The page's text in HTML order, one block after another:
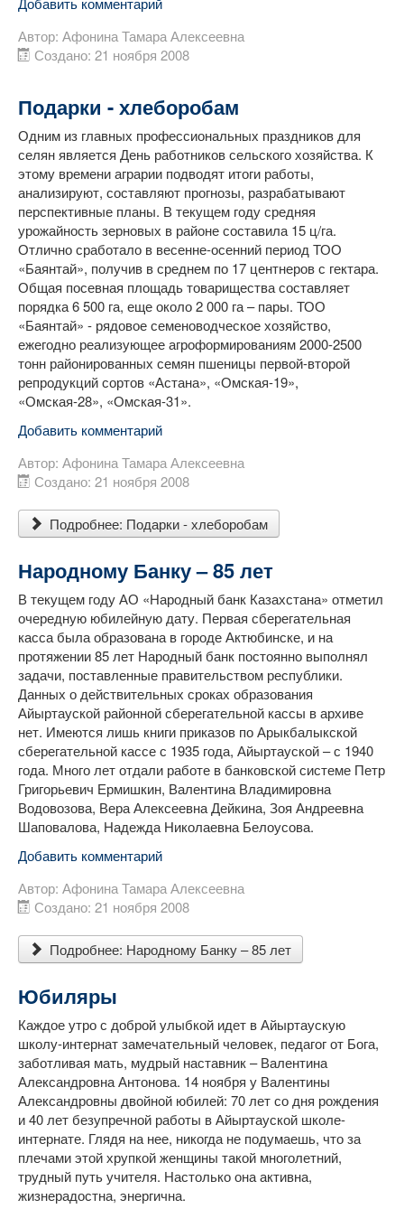
Автор: Афонина Тамара Алексеевна
Создано: 21 ноября 2008
Подарки - хлеборобам
Одним из главных профессиональных праздников для
селян является День работников сельского хозяйства. К
этому времени аграрии подводят итоги работы,
анализируют, составляют прогнозы, разрабатывают
перспективные планы. В текущем году средняя
урожайность зерновых в районе составила 15 ц/га.
Отлично сработало в весенне-осенний период ТОО
«Баянтай», получив в среднем по 17 центнеров с гектара.
Общая посевная площадь товарищества составляет
порядка 6 500 га, еще около 2 000 га – пары. ТОО
«Баянтай» - рядовое семеноводческое хозяйство,
ежегодно реализующее агроформированиям 2000-2500
тонн районированных семян пшеницы первой-второй
репродукций сортов «Астана», «Омская-19»,
«Омская-28», «Омская-31».
Добавить комментарий
Автор: Афонина Тамара Алексеевна
Создано: 21 ноября 2008
Подробнее: Подарки - хлеборобам
Народному Банку – 85 лет
В текущем году АО «Народный банк Казахстана» отметил
очередную юбилейную дату. Первая сберегательная
касса была образована в городе Актюбинске, и на
протяжении 85 лет Народный банк постоянно выполнял
задачи, поставленные правительством республики.
Данных о действительных сроках образования
Айыртауской районной сберегательной кассы в архиве
нет. Имеются лишь книги приказов по Арыкбалыкской
сберегательной кассе с 1935 года, Айыртауской – с 1940
года. Много лет отдали работе в банковской системе Петр
Григорьевич Ермишкин, Валентина Владимировна
Водовозова, Вера Алексеевна Дейкина, Зоя Андреевна
Шаповалова, Надежда Николаевна Белоусова.
Добавить комментарий
Автор: Афонина Тамара Алексеевна
Создано: 21 ноября 2008
Подробнее: Народному Банку – 85 лет
Юбиляры
Каждое утро с доброй улыбкой идет в Айыртаускую
школу-интернат замечательный человек, педагог от Бога,
заботливая мать, мудрый наставник – Валентина
Александровна Антонова. 14 ноября у Валентины
Александровны двойной юбилей: 70 лет со дня рождения
и 40 лет безупречной работы в Айыртауской школе-
интернате. Глядя на нее, никогда не подумаешь, что за
плечами этой хрупкой женщины такой многолетний,
трудный путь учителя. Настолько она активна,
жизнерадостна, энергична.